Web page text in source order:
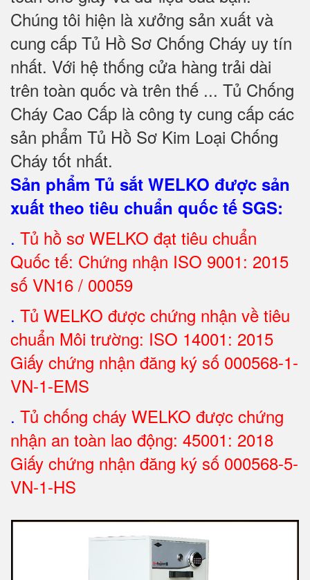
Chúng tôi hiện là xưởng sản xuất và
cung cấp Tủ Hồ Sơ Chống Cháy uy tín
nhất. Với hệ thống cửa hàng trải dài
trên toàn quốc và trên thế ... Tủ Chống
Cháy Cao Cấp là công ty cung cấp các
sản phẩm Tủ Hồ Sơ Kim Loại Chống
Cháy tốt nhất.
Sản phẩm Tủ sắt WELKO được sản
xuất theo tiêu chuẩn quốc tế SGS:
. Tủ hồ sơ WELKO đạt tiêu chuẩn
Quốc tế: Chứng nhận ISO 9001: 2015
số VN16 / 00059
. Tủ WELKO được chứng nhận về tiêu
chuẩn Môi trường: ISO 14001: 2015
Giấy chứng nhận đăng ký số 000568-1-
VN-1-EMS
. Tủ chống cháy WELKO được chứng
nhận an toàn lao động: 45001: 2018
Giấy chứng nhận đăng ký số 000568-5-
VN-1-HS